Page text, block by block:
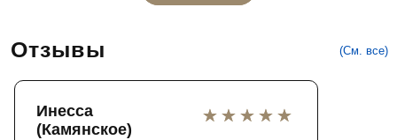
Отзывы (См. все)
Инесса
(Камянское)